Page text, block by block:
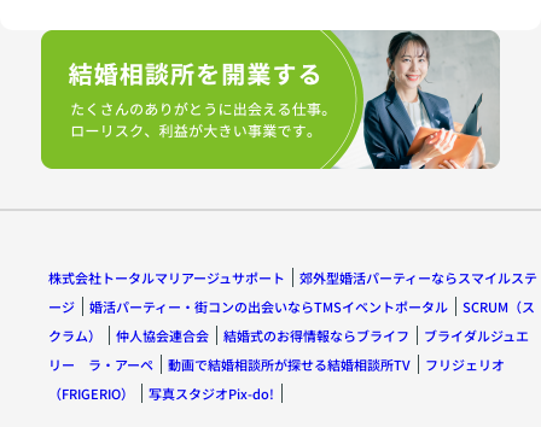
株式会社トータルマリアージュサポート
郊外型婚活パーティーならスマイルステ
ージ
婚活パーティー・街コンの出会いならTMSイベントポータル
SCRUM（ス
クラム）
仲人協会連合会 結婚式のお得情報ならブライフ
ブライダルジュエ
リー ラ・アーペ
動画で結婚相談所が探せる結婚相談所TV
フリジェリオ
（FRIGERIO）
写真スタジオPix-do!